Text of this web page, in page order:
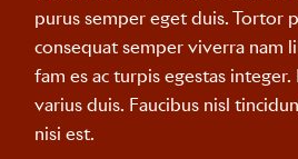
purus semper eget duis. Tortor
consequat semper viverra nam
fam es ac turpis egestas integer.
varius duis. Faucibus nisl
nisi est.